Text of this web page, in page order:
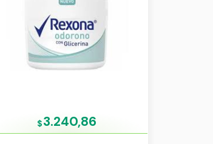
$3.240,86